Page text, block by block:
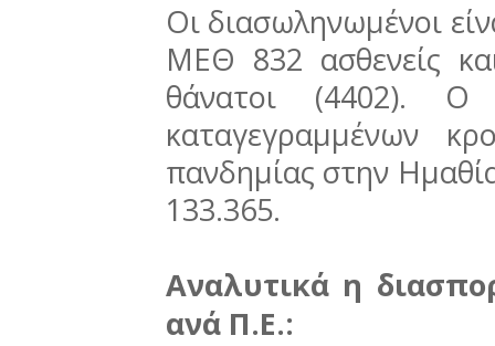
Οι διασωληνωμένοι
ΜΕΘ 832 ασθενείς
θάνατοι (4402). Ο
καταγεγραμμένων
πανδημίας στην
133.365.
Αναλυτικά η
ανά Π.Ε.: